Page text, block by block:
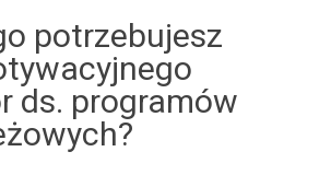
potrzebujesz
ds. programów